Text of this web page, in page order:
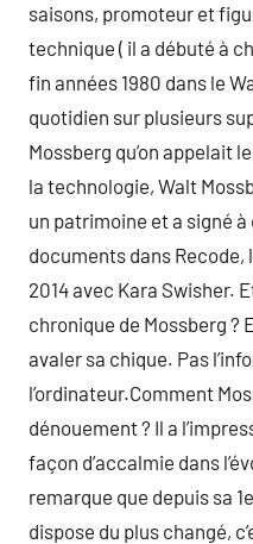
saisons, promoteur et
technique ( il a débuté à
fin années 1980 dans le
quotidien sur plusieurs
Mossberg qu’on appelait
la technologie, Walt
un patrimoine et a signé
documents dans Recode,
2014 avec Kara Swisher.
chronique de Mossberg ?
avaler sa chique. Pas
l’ordinateur.Comment
dénouement ? Il a
façon d’accalmie dans
remarque que depuis sa
dispose du plus changé,